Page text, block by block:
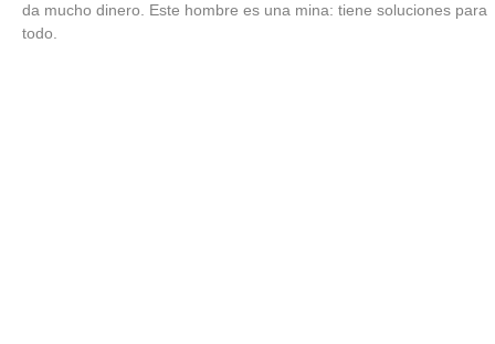
da mucho dinero. Este hombre es una mina: tiene soluciones para
todo.